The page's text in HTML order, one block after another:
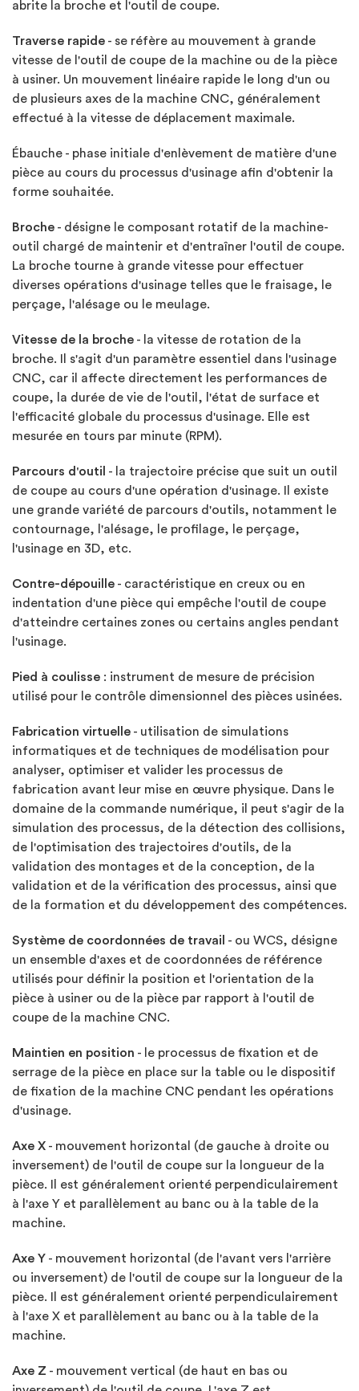
abrite la broche et l'outil de coupe.
Traverse rapide - se réfère au mouvement à grande
vitesse de l'outil de coupe de la machine ou de la pièce
à usiner. Un mouvement linéaire rapide le long d'un ou
de plusieurs axes de la machine CNC, généralement
effectué à la vitesse de déplacement maximale.
Ébauche - phase initiale d'enlèvement de matière d'une
pièce au cours du processus d'usinage afin d'obtenir la
forme souhaitée.
Broche - désigne le composant rotatif de la machine-
outil chargé de maintenir et d'entraîner l'outil de coupe.
La broche tourne à grande vitesse pour effectuer
diverses opérations d'usinage telles que le fraisage, le
perçage, l'alésage ou le meulage.
Vitesse de la broche - la vitesse de rotation de la
broche. Il s'agit d'un paramètre essentiel dans l'usinage
CNC, car il affecte directement les performances de
coupe, la durée de vie de l'outil, l'état de surface et
l'efficacité globale du processus d'usinage. Elle est
mesurée en tours par minute (RPM).
Parcours d'outil - la trajectoire précise que suit un outil
de coupe au cours d'une opération d'usinage. Il existe
une grande variété de parcours d'outils, notamment le
contournage, l'alésage, le profilage, le perçage,
l'usinage en 3D, etc.
Contre-dépouille - caractéristique en creux ou en
indentation d'une pièce qui empêche l'outil de coupe
d'atteindre certaines zones ou certains angles pendant
l'usinage.
Pied à coulisse : instrument de mesure de précision
utilisé pour le contrôle dimensionnel des pièces usinées.
Fabrication virtuelle - utilisation de simulations
informatiques et de techniques de modélisation pour
analyser, optimiser et valider les processus de
fabrication avant leur mise en œuvre physique. Dans le
domaine de la commande numérique, il peut s'agir de la
simulation des processus, de la détection des collisions,
de l'optimisation des trajectoires d'outils, de la
validation des montages et de la conception, de la
validation et de la vérification des processus, ainsi que
de la formation et du développement des compétences.
Système de coordonnées de travail - ou WCS, désigne
un ensemble d'axes et de coordonnées de référence
utilisés pour définir la position et l'orientation de la
pièce à usiner ou de la pièce par rapport à l'outil de
coupe de la machine CNC.
Maintien en position - le processus de fixation et de
serrage de la pièce en place sur la table ou le dispositif
de fixation de la machine CNC pendant les opérations
d'usinage.
Axe X - mouvement horizontal (de gauche à droite ou
inversement) de l'outil de coupe sur la longueur de la
pièce. Il est généralement orienté perpendiculairement
à l'axe Y et parallèlement au banc ou à la table de la
machine.
Axe Y - mouvement horizontal (de l'avant vers l'arrière
ou inversement) de l'outil de coupe sur la longueur de la
pièce. Il est généralement orienté perpendiculairement
à l'axe X et parallèlement au banc ou à la table de la
machine.
Axe Z - mouvement vertical (de haut en bas ou